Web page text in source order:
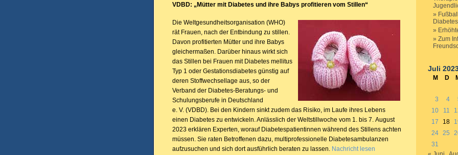
VDBD: „Mütter mit Diabetes und ihre Babys profitieren vom Stillen“
Die Weltgesundheitsorganisation (WHO)
rät Frauen, nach der Entbindung zu stillen.
Davon profitierten Mütter und ihre Babys
gleichermaßen. Darüber hinaus wirkt sich
das Stillen bei Frauen mit Diabetes mellitus
Typ 1 oder Gestationsdiabetes günstig auf
deren Stoffwechsellage aus, so der
Verband der Diabetes-Beratungs- und
Schulungsberufe in Deutschland
e. V. (VDBD). Bei den Kindern sinkt zudem das Risiko, im Laufe ihres Lebens
einen Diabetes zu entwickeln. Anlässlich der Weltstillwoche vom 1. bis 7. August
2023 erklären Experten, worauf Diabetespatientinnen während des Stillens achten
müssen. Sie raten Betroffenen dazu, multiprofessionelle Diabetesambulanzen
aufzusuchen und sich dort ausführlich beraten zu lassen. Nachricht lesen
Zum
Juli
M D
3
4
10
11
17
18
24 25
31